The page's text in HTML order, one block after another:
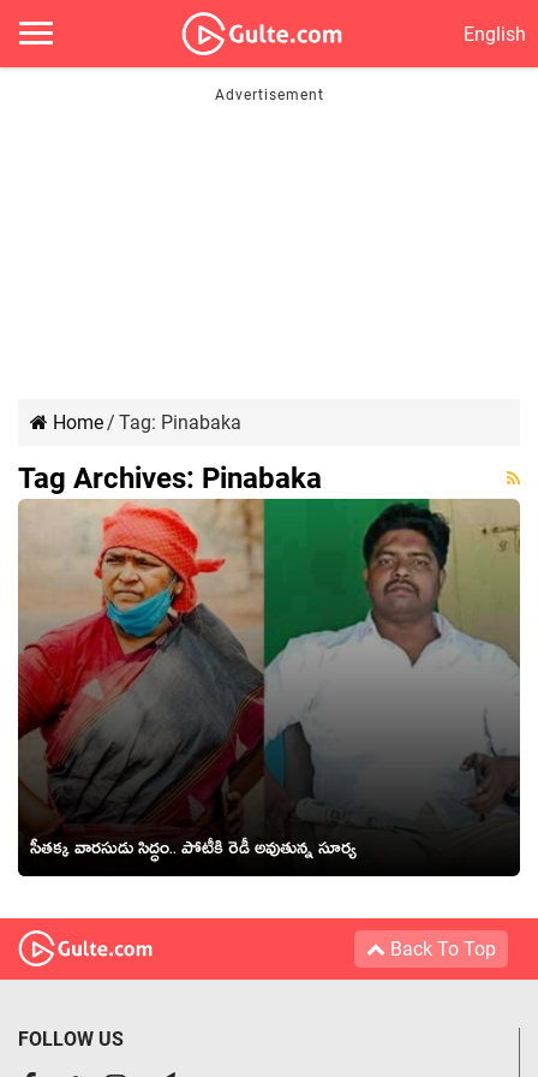
English
Home/ Tag: Pinabaka
Tag Archives: Pinabaka
సీతక్క వారసుడు సిద్ధం.. పోటీకి రెడీ అవుతున్న సూర్య
Back To Top
FOLLOW US